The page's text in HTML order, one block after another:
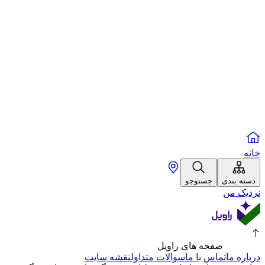
خانه
دسته بندی جستوجو
نزدیک من
صفحه های راویل
درباره ماتماس با ماسوالات متداولنقشه سایت